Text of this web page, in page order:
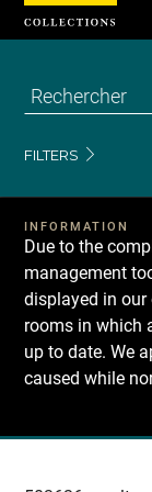
FILTERS
INFORMATION
Due to the
management
displayed in
rooms in which
up to date. We
caused while
Recherche
Cookies